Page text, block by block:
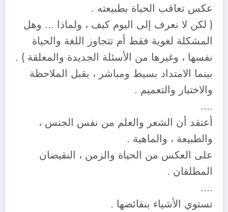
عكس تعاقب الحياة بطبيعته .
( لكن لا نعرف إلى اليوم كيف ، ولماذا … وهل
المشكلة لغوية فقط أم تتجاوز اللغة والحياة
نفسها ، وغيرها من الأسئلة الجديدة والمعلقة ) .
بينما الامتداد بسيط ومباشر ، يقبل الملاحظة
والاختبار والتعميم .
….
أعتقد أن الشعر والعلم من نفس الجنس ،
والطبيعة ، والماهية .
على العكس من الحياة والزمن ، النقيضان
المطلقان .
….
تستوي الأشياء بنقائضها .